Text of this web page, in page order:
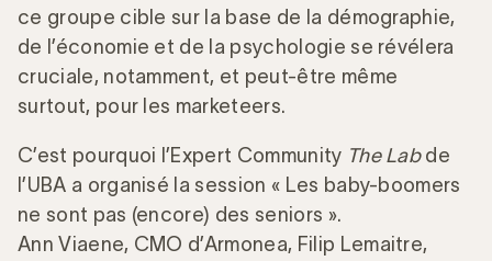
ce groupe cible sur la base de la démographie,
de l’économie et de la psychologie se révélera
cruciale, notamment, et peut-être même
surtout, pour les marketeers.
C’est pourquoi l’Expert Community The Labde
l’UBA a organisé la session « Les baby-boomers
ne sont pas (encore) des seniors ».
Ann Viaene, CMO d’Armonea, Filip Lemaitre,